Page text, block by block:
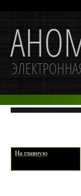
На главную